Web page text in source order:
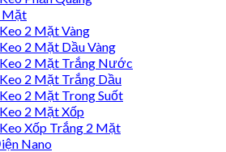
Mặt
2 Mặt Vàng
2 Mặt Dầu Vàng
2 Mặt Trắng Nước
2 Mặt Trắng Dầu
2 Mặt Trong Suốt
2 Mặt Xốp
Xốp Trắng 2 Mặt
Nano